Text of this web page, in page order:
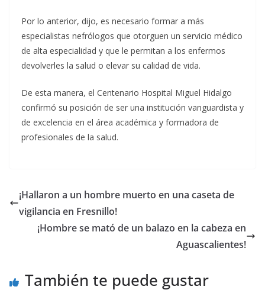
Por lo anterior, dijo, es necesario formar a más
especialistas nefrólogos que otorguen un servicio médico
de alta especialidad y que le permitan a los enfermos
devolverles la salud o elevar su calidad de vida.
De esta manera, el Centenario Hospital Miguel Hidalgo
confirmó su posición de ser una institución vanguardista y
de excelencia en el área académica y formadora de
profesionales de la salud.
¡Hallaron a un hombre muerto en una caseta de
vigilancia en Fresnillo!
¡Hombre se mató de un balazo en la cabeza en
Aguascalientes!
También te puede gustar